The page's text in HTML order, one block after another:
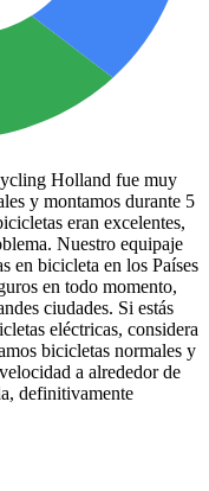
Holland fue muy
y montamos durante 5
eran excelentes,
Nuestro equipaje
en bicicleta en los Países
en todo momento,
ciudades. Si estás
eléctricas, considera
bicicletas normales y
a alrededor de
definitivamente